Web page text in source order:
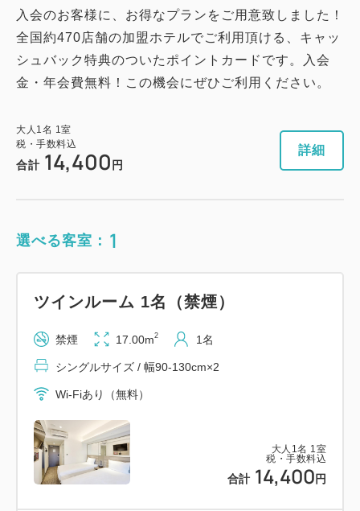
入会のお客様に、お得なプランをご用意致しました！
全国約470店舗の加盟ホテルでご利用頂ける、キャッ
シュバック特典のついたポイントカードです。入会
金・年会費無料！この機会にぜひご利用ください。
大人 1名 1室
税・手数料込
合計 14,400 円
詳細
選べる客室： 1
大人 1名 1室
税・手数料込
合計 14,400 円
ツインルーム 1名（禁煙）
禁煙 17.00m2 1名
シングルサイズ / 幅90-130cm×2
Wi-Fiあり（無料）